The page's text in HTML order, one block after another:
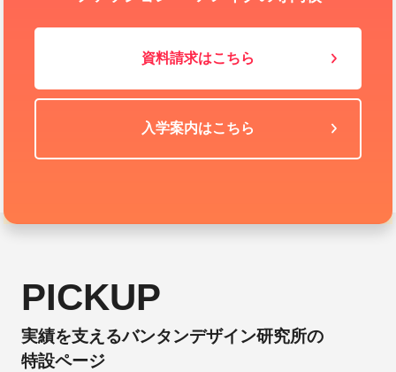
資料請求はこちら
入学案内はこちら
PICKUP
実績を支えるバンタンデザイン研究所の
特設ページ